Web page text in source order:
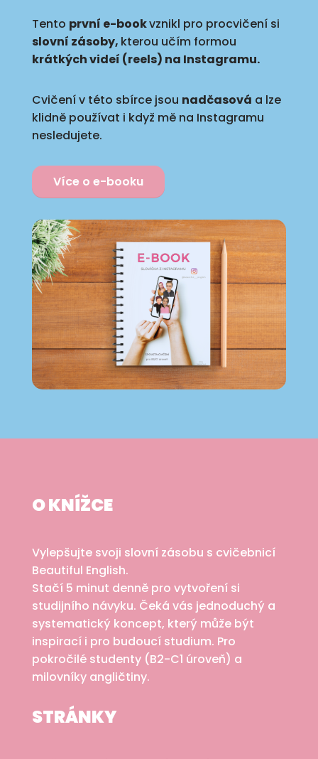
Tento první e-bookvznikl pro procvičení si
slovní zásoby, kterou učím formou
krátkých videí (reels) na Instagramu.
Cvičení v této sbírce jsou nadčasová a lze
klidně používat i když mě na Instagramu
nesledujete.
Více o e-booku
O KNÍŽCE
Vylepšujte svoji slovní zásobu s cvičebnicí
Beautiful English.
Stačí 5 minut denně pro vytvoření si
studijního návyku. Čeká vás jednoduchý a
systematický koncept, který může být
inspirací i pro budoucí studium. Pro
pokročilé studenty (B2-C1 úroveň) a
milovníky angličtiny.
STRÁNKY